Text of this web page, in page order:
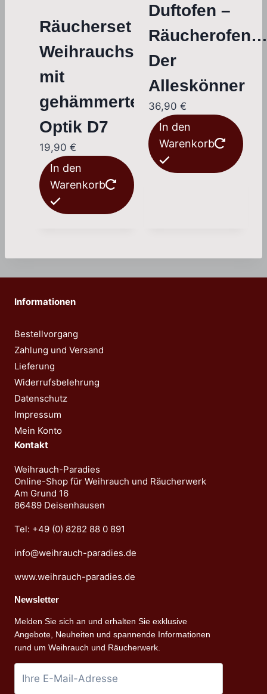
Räucherset
Weihrauchschale
mit
gehämmerter
Optik D7
19,90 €
In den
Warenkorb
Duftofen –
Räucherofen…
Der
Alleskönner
36,90 €
In den
Warenkorb
Informationen
Bestellvorgang
Zahlung und Versand
Lieferung
Widerrufsbelehrung
Datenschutz
Impressum
Mein Konto
Kontakt
Weihrauch-Paradies
Online-Shop für Weihrauch und Räucherwerk
Am Grund 16
86489 Deisenhausen
Tel: +49 (0) 8282 88 0 891
info@weihrauch-paradies.de
www.weihrauch-paradies.de
Newsletter
Melden Sie sich an und erhalten Sie exklusive
Angebote, Neuheiten und spannende Informationen
rund um Weihrauch und Räucherwerk.